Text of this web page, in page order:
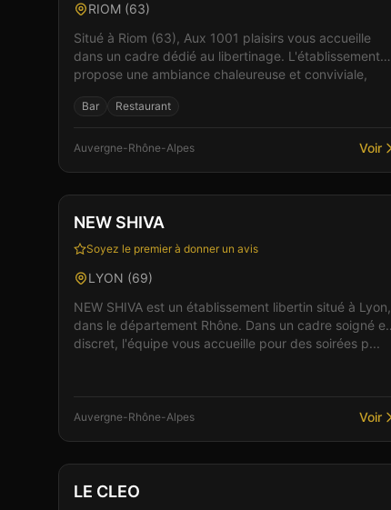
RIOM (63)
Situé à Riom (63), Aux 1001 plaisirs vous accueille
dans un cadre dédié au libertinage. L'établissement
propose une ambiance chaleureuse et conviviale,
Bar Restaurant
Auvergne-Rhône-Alpes Voir
Restaurant
NEW SHIVA
Soyez le premier à donner un avis
LYON (69)
NEW SHIVA est un établissement libertin situé à Lyon,
dans le département Rhône. Dans un cadre soigné et
discret, l'équipe vous accueille pour des soirées p...
Auvergne-Rhône-Alpes Voir
Club Spa & Wellness +3
LE CLEO